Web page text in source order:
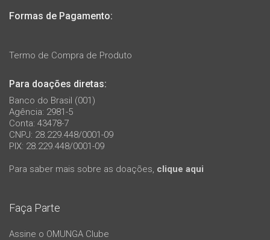
Formas de Pagamento:
Termo de Compra de Produto
Para doações diretas:
Banco do Brasil (001)
Agência: 2981-5
Conta: 43478-7
CNPJ: 28.229.448/0001-09
PIX: 28.229.448/0001-09
Para saber mais sobre as doações, clique aqui
Faça Parte
Assine o OMUNGA Clube